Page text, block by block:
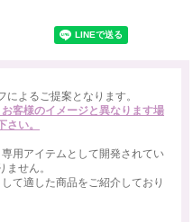
よるご提案となります。
客様のイメージと異なります場
さい。
用アイテムとして開発されてい
ません。
て適した商品をご紹介しており